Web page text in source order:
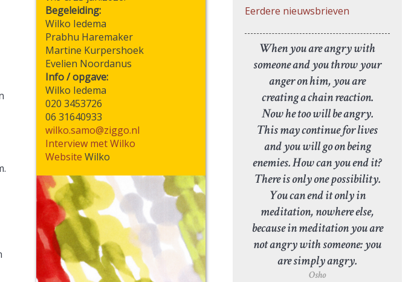
Begeleiding:
Wilko Iedema
Prabhu Haremaker
Martine Kurpershoek
Evelien Noordanus
Info / opgave:
Wilko Iedema
020 3453726
06 31640933
wilko.samo@ziggo.nl
Interview met Wilko
Website Wilko
Eerdere nieuwsbrieven
When you are angry with
someone and you throw your
anger on him, you are
creating a chain reaction.
Now he too will be angry.
This may continue for lives
and you will go on being
enemies. How can you end it?
There is only one possibility.
You can end it only in
meditation, nowhere else,
because in meditation you are
not angry with someone: you
are simply angry.
Osho